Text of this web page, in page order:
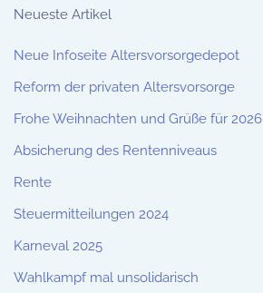
Neueste Artikel
Neue Infoseite Altersvorsorgedepot
Reform der privaten Altersvorsorge
Frohe Weihnachten und Grüße für 2026
Absicherung des Rentenniveaus
Rente
Steuermitteilungen 2024
Karneval 2025
Wahlkampf mal unsolidarisch